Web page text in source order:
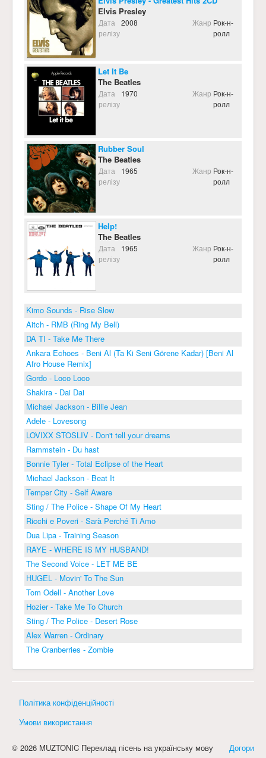
Elvis Presley
Дата
релізу
2008 Жанр Рок-н-
ролл
Let It Be
The Beatles
Дата
релізу
1970 Жанр Рок-н-
ролл
Rubber Soul
The Beatles
Дата
релізу
1965 Жанр Рок-н-
ролл
Help!
The Beatles
Дата
релізу
1965 Жанр Рок-н-
ролл
Kimo Sounds - Rise Slow
Aitch - RMB (Ring My Bell)
DA TI - Take Me There
Ankara Echoes - Beni Al (Ta Ki Seni Görene Kadar) [Beni Al
Afro House Remix]
Gordo - Loco Loco
Shakira - Dai Dai
Michael Jackson - Billie Jean
Adele - Lovesong
LOVIXX STOSLIV - Don't tell your dreams
Rammstein - Du hast
Bonnie Tyler - Total Eclipse of the Heart
Michael Jackson - Beat It
Temper City - Self Aware
Sting / The Police - Shape Of My Heart
Ricchi e Poveri - Sarà Perché Ti Amo
Dua Lipa - Training Season
RAYE - WHERE IS MY HUSBAND!
The Second Voice - LET ME BE
HUGEL - Movin' To The Sun
Tom Odell - Another Love
Hozier - Take Me To Church
Sting / The Police - Desert Rose
Alex Warren - Ordinary
The Cranberries - Zombie
Політика конфіденційності
Умови використання
Догори
© 2026 MUZTONIC Переклад пісень на українську мову